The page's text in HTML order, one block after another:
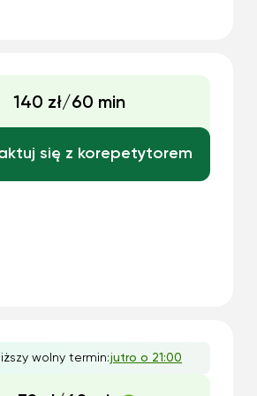
140 zł/60 min
się z korepetytorem
wolny termin:jutro o 21:00